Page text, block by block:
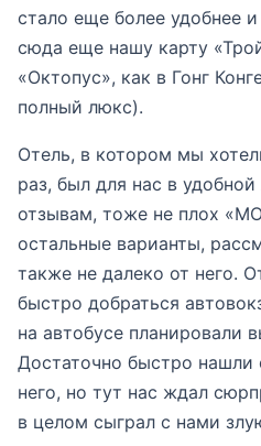
стало еще более удобнее
сюда еще нашу карту
«Октопус», как в Гонг
полный люкс).
Отель, в котором мы
раз, был для нас в
отзывам, тоже не плох
остальные варианты,
также не далеко от него.
быстро добраться
на автобусе планировали
Достаточно быстро нашли
него, но тут нас ждал
в целом сыграл с нами